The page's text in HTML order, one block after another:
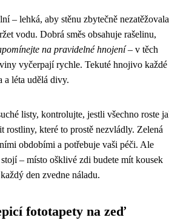
– lehká, aby stěnu zbytečně
vodu. Dobrá směs obsahuje rašelinu,
na pravidelné hnojení– v těch
vyčerpají rychle. Tekuté hnojivo každé
a léta udělá divy.
listy, kontrolujte, jestli všechno roste
rostliny, které to prostě nezvládly. Zelená
obdobími a potřebuje vaši péči. Ale
– místo ošklivé zdi budete mít kousek
den zvedne náladu.
fototapety na zeď